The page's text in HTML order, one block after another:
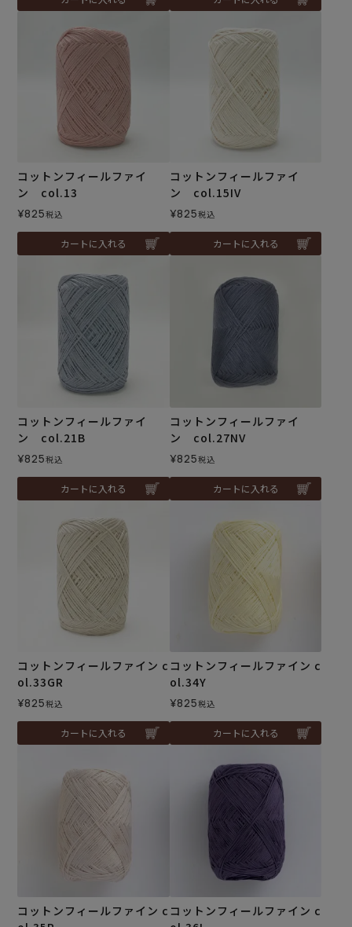
コットンフィールファイ
ン col.13
¥825税込
カートに入れる
コットンフィールファイ
ン col.15IV
¥825税込
カートに入れる
コットンフィールファイ
ン col.21B
¥825税込
カートに入れる
コットンフィールファイ
ン col.27NV
¥825税込
カートに入れる
コットンフィールファイン c
ol.33GR
¥825税込
カートに入れる
コットンフィールファイン c
ol.34Y
¥825税込
カートに入れる
コットンフィールファイン c コットンフィールファイン c